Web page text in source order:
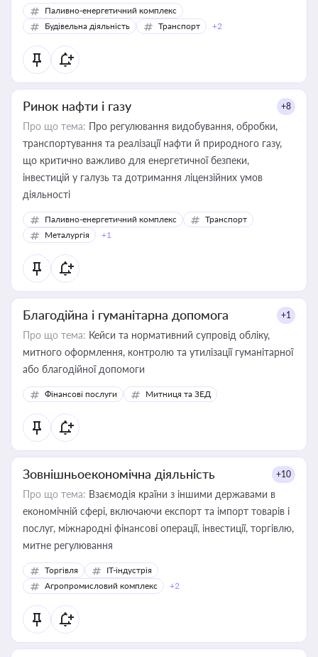
Паливно-енергетичний комплекс
Будівельна діяльність
Транспорт +2
Ринок нафти і газу +8
Про що тема: Про регулювання видобування, обробки,
транспортування та реалізації нафти й природного газу,
що критично важливо для енергетичної безпеки,
інвестицій у галузь та дотримання ліцензійних умов
діяльності
Паливно-енергетичний комплекс
Транспорт
Металургія
+1
Благодійна і гуманітарна допомога +1
Про що тема: Кейси та нормативний супровід обліку,
митного оформлення, контролю та утилізації гуманітарної
або благодійної допомоги
Фінансові послуги Митниця та ЗЕД
Зовнішньоекономічна діяльність +10
Про що тема: Взаємодія країни з іншими державами в
економічній сфері, включаючи експорт та імпорт товарів і
послуг, міжнародні фінансові операції, інвестиції, торгівлю,
митне регулювання
Торгівля
IT-індустрія
Агропромисловий комплекс
+2